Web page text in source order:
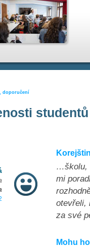
doporučení
studentů
…školu,
mi
otevřeli,
za své
Mohu